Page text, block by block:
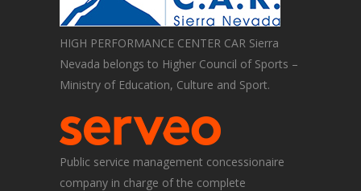
HIGH PERFORMANCE CENTER CAR Sierra
Nevada belongs to Higher Council of Sports –
Ministry of Education, Culture and Sport.
Public service management concessionaire
company in charge of the complete